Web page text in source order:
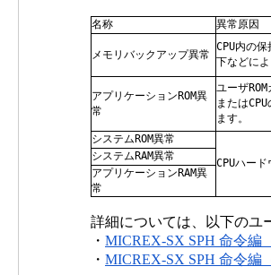
名称 異常原因
メモリバックアップ異常
CPU内の
下などによ
アプリケーションROM異
常
ユーザ
または
ます。
システムROM異常
CPUハー
システムRAM異常
アプリケーションRAM異
常
詳細については、以下のユ
・ MICREX-SX SPH 命令編
・ MICREX-SX SPH 命令編